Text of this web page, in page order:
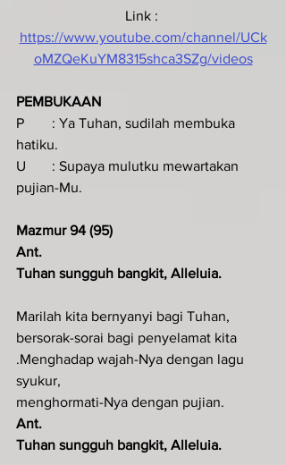
Link :
https://www.youtube.com/channel/UCk
oMZQeKuYM8315shca3SZg/videos
PEMBUKAAN
P	: Ya Tuhan, sudilah membuka
hatiku.
U	: Supaya mulutku mewartakan
pujian-Mu.
Mazmur 94 (95)
Ant.
Tuhan sungguh bangkit, Alleluia.
Marilah kita bernyanyi bagi Tuhan,
bersorak-sorai bagi penyelamat kita
.Menghadap wajah-Nya dengan lagu
syukur,
menghormati-Nya dengan pujian.
Ant.
Tuhan sungguh bangkit, Alleluia.